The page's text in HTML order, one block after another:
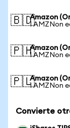
🇧🇩Amazon
1 AMZNon
🇵🇭Amazon
1 AMZNon
🇵🇱Amazon
1 AMZNon
Convierte